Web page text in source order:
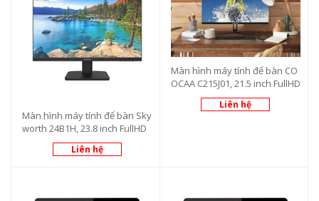
Màn hình máy tính để bàn Sky
worth 24B1H, 23.8 inch FullHD
Liên hệ
Màn hình máy tính để bàn CO
OCAA C215J01, 21.5 inch FullHD
Liên hệ